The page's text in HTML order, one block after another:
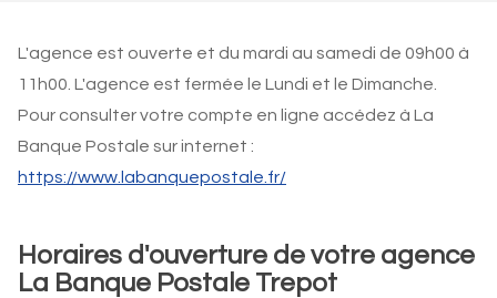
L'agence est ouverte et du mardi au samedi de 09h00 à
11h00. L'agence est fermée le Lundi et le Dimanche.
Pour consulter votre compte en ligne accédez à La
Banque Postale sur internet :
https://www.labanquepostale.fr/
Horaires d'ouverture de votre agence
La Banque Postale Trepot